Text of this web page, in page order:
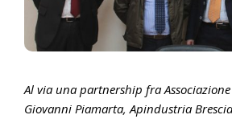
Al via una partnership fra
Giovanni Piamarta, Apindustria